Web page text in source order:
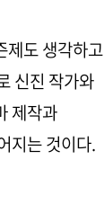
제도 생각하고
신진 작가와
제작과
지는 것이다.